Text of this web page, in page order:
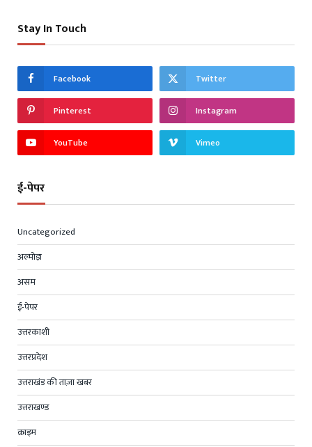
Stay In Touch
Facebook Twitter
Pinterest Instagram
YouTube Vimeo
ई-पेपर
Uncategorized
अल्मोड़ा
असम
ई-पेपर
उत्तरकाशी
उत्तरप्रदेश
उत्तराखंड की ताज़ा खबर
उत्तराखण्ड
क्राइम